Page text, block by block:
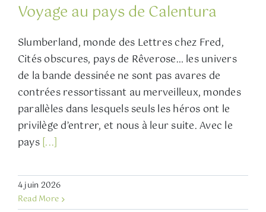
Voyage au pays de Calentura
Slumberland, monde des Lettres chez Fred,
Cités obscures, pays de Rêverose… les univers
de la bande dessinée ne sont pas avares de
contrées ressortissant au merveilleux, mondes
parallèles dans lesquels seuls les héros ont le
privilège d’entrer, et nous à leur suite. Avec le
pays[...]
4 juin 2026
Read More